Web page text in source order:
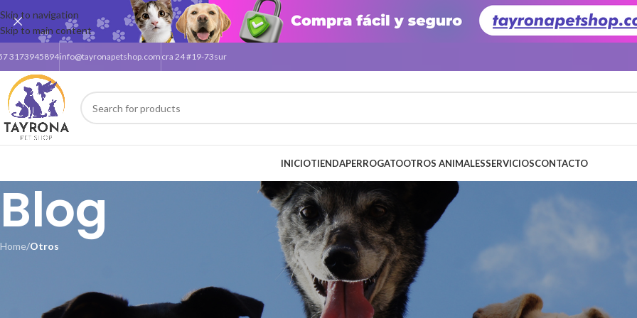
Skip to navigation
Skip to main content
3173945894info@tayronapetshop.com cra 24 #19-73sur
INICIOTIENDAPERROGATOOTROS ANIMALESSERVICIOSCONTACTO
Blog
Home/Otros